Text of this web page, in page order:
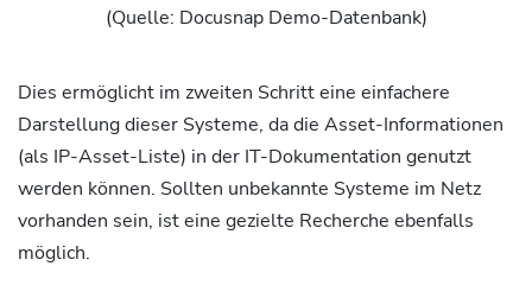
(Quelle: Docusnap Demo-Datenbank)
Dies ermöglicht im zweiten Schritt eine einfachere
Darstellung dieser Systeme, da die Asset-Informationen
(als IP-Asset-Liste) in der IT-Dokumentation genutzt
werden können. Sollten unbekannte Systeme im Netz
vorhanden sein, ist eine gezielte Recherche ebenfalls
möglich.